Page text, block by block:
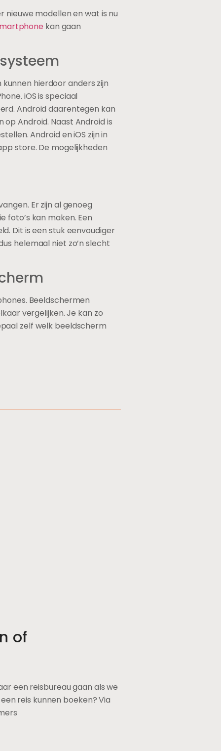
nieuwe modellen en wat is nu
kan gaan
hierdoor anders zijn
iOS is speciaal
Android daarentegen kan
Android. Naast Android is
Android en iOS zijn in
store. De mogelijkheden
Er zijn al genoeg
kan maken. Een
Dit is een stuk eenvoudiger
helemaal niet zo’n slecht
Beeldschermen
vergelijken. Je kan zo
zelf welk beeldscherm
of
een reisbureau gaan als we
reis kunnen boeken? Via